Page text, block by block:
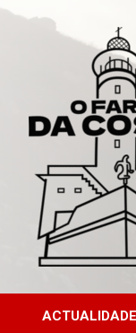
Saltar
ACTUALIDADE